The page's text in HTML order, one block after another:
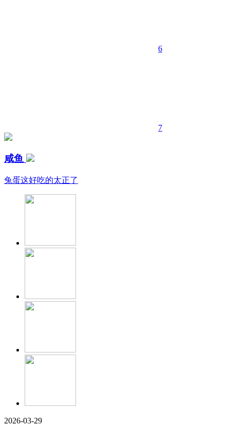
6
7
咸鱼
兔蛋这好吃的太正了
2026-03-29